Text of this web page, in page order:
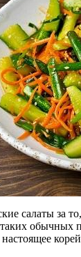
салаты за
таких
настоящее